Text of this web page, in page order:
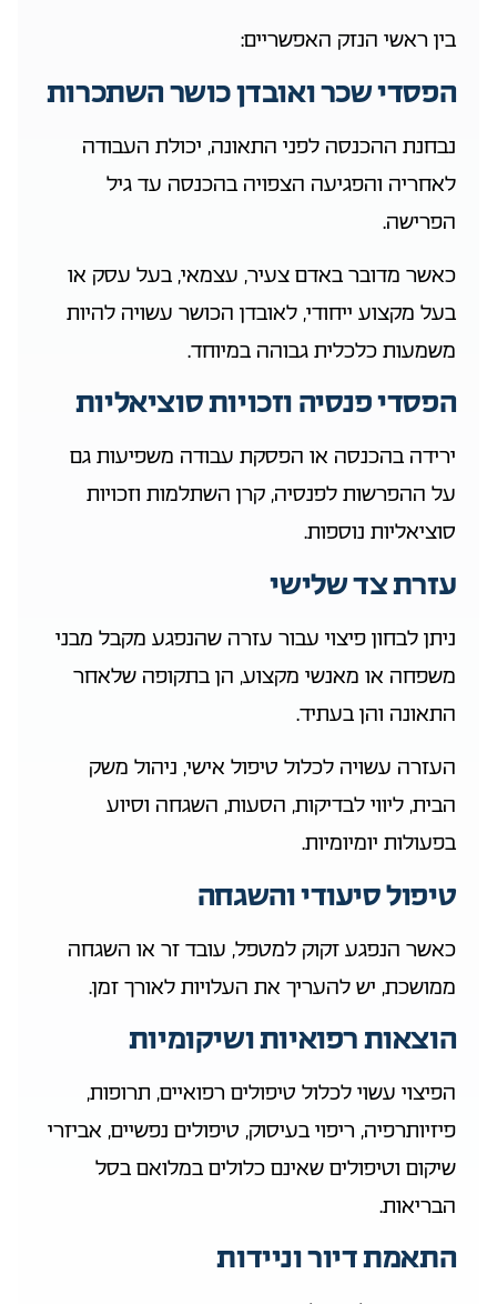
בין ראשי הנזק האפשריים:
הפסדי שכר ואובדן כושר השתכרות
נבחנת ההכנסה לפני התאונה, יכולת העבודה
לאחריה והפגיעה הצפויה בהכנסה עד גיל
הפרישה.
כאשר מדובר באדם צעיר, עצמאי, בעל עסק או
בעל מקצוע ייחודי, לאובדן הכושר עשויה להיות
משמעות כלכלית גבוהה במיוחד.
הפסדי פנסיה וזכויות סוציאליות
ירידה בהכנסה או הפסקת עבודה משפיעות גם
על ההפרשות לפנסיה, קרן השתלמות וזכויות
סוציאליות נוספות.
עזרת צד שלישי
ניתן לבחון פיצוי עבור עזרה שהנפגע מקבל מבני
משפחה או מאנשי מקצוע, הן בתקופה שלאחר
התאונה והן בעתיד.
העזרה עשויה לכלול טיפול אישי, ניהול משק
הבית, ליווי לבדיקות, הסעות, השגחה וסיוע
בפעולות יומיומיות.
טיפול סיעודי והשגחה
כאשר הנפגע זקוק למטפל, עובד זר או השגחה
ממושכת, יש להעריך את העלויות לאורך זמן.
הוצאות רפואיות ושיקומיות
הפיצוי עשוי לכלול טיפולים רפואיים, תרופות,
פיזיותרפיה, ריפוי בעיסוק, טיפולים נפשיים, אביזרי
שיקום וטיפולים שאינם כלולים במלואם בסל
הבריאות.
התאמת דיור וניידות